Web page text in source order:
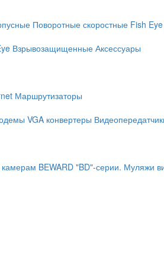
Поворотные скоростные Fish Eye
Взрывозащищенные Аксессуары
Маршрутизаторы
VGA конвертеры
BEWARD "BD"-серии. Муляжи